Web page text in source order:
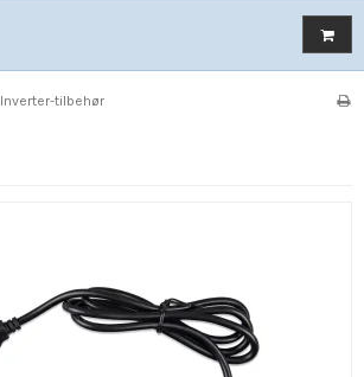
Inverter-tilbehør